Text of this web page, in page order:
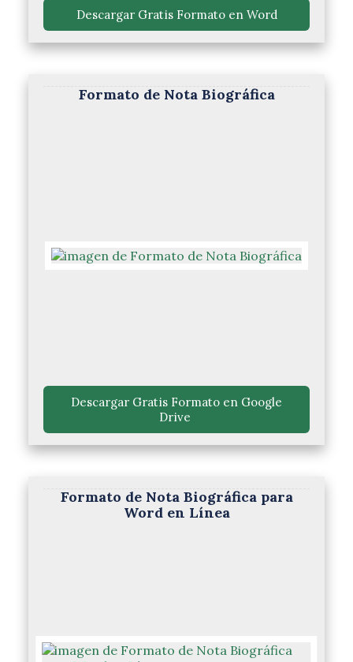
Descargar Gratis Formato en Word
Formato de Nota Biográfica
Drive
Formato de Nota Biográfica para
Word en Línea